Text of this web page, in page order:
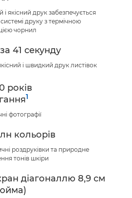
якісний друк забезпечується
друку з термічною
чорнил
41 секунду
і швидкий друк листівок
років
1
фотографії
кольорів
роздруківки та природне
тонів шкіри
діагоналлю 8,9 см